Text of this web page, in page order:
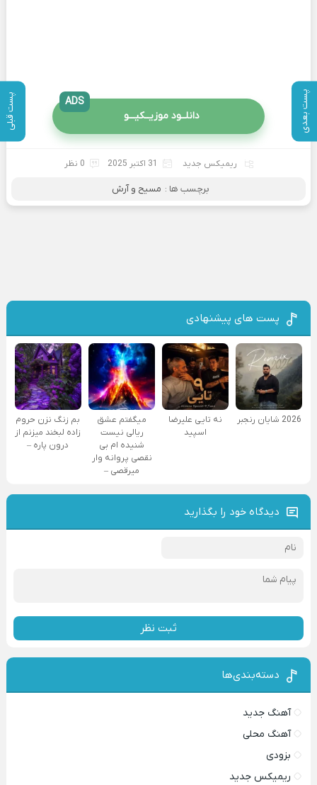
پست بعدی پست قبلی دانلــود موزیــکیـــو
ADS
ریمیکس جدید 31 اکتبر 2025 0 نظر
برچسب ها : مسیح و آرش
پست های پیشنهادی
2026 شایان رنجبر
نه تایی علیرضا
اسپید
میگفتم عشق
ریالی نیست
شنیده ام بی
نقصی پروانه وار
میرقصی –
بم زنگ نزن حروم
زاده لبخند میزنم از
درون پاره –
دیدگاه خود را بگذارید
ثبت نظر
دسته‌بندی‌ها
آهنگ جدید
آهنگ محلی
بزودی
ریمیکس جدید